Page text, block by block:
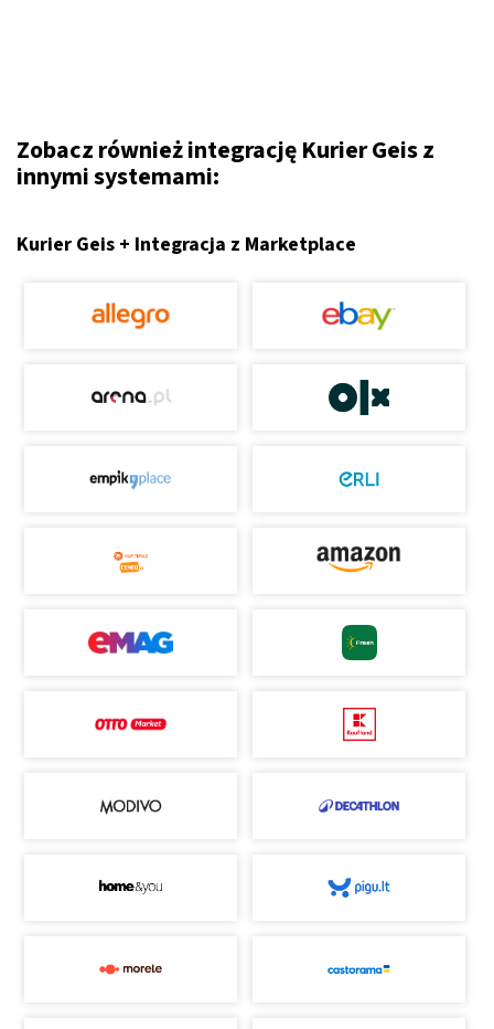
Zobacz również integrację Kurier Geis z
innymi systemami:
Kurier Geis + Integracja z Marketplace